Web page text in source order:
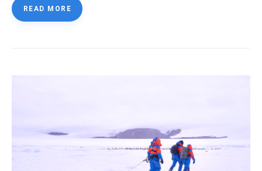
READ MORE